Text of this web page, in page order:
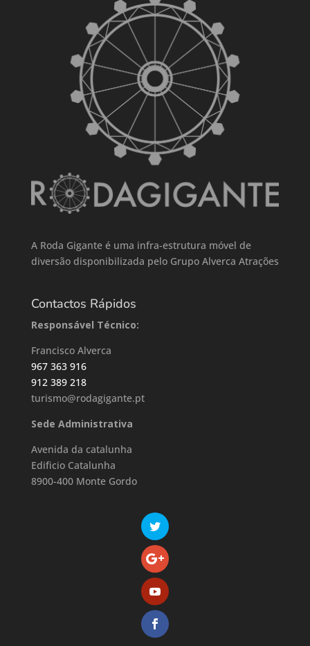
A Roda Gigante é uma infra-estrutura móvel de
diversão disponibilizada pelo Grupo Alverca Atrações
Contactos Rápidos
Responsável Técnico:
Francisco Alverca
967 363 916
912 389 218
turismo@rodagigante.pt
Sede Administrativa
Avenida da catalunha
Edificio Catalunha
8900-400 Monte Gordo